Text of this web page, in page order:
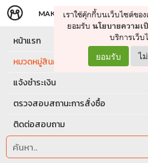
จัดการรถเข็น ดำเนินการต่อ
MAKERS STORE
เราใช้คุ๊กกี้บนเว็บไซต์ขอ
ยอมรับ นโยบายความเ
บริการเว็บ
ยอมรับ ไ
หน้าแรก
หมวดหมู่สินค้า
แจ้งชำระเงิน
ตรวจสอบสถานะการสั่งซื้อ
ติดต่อสอบถาม